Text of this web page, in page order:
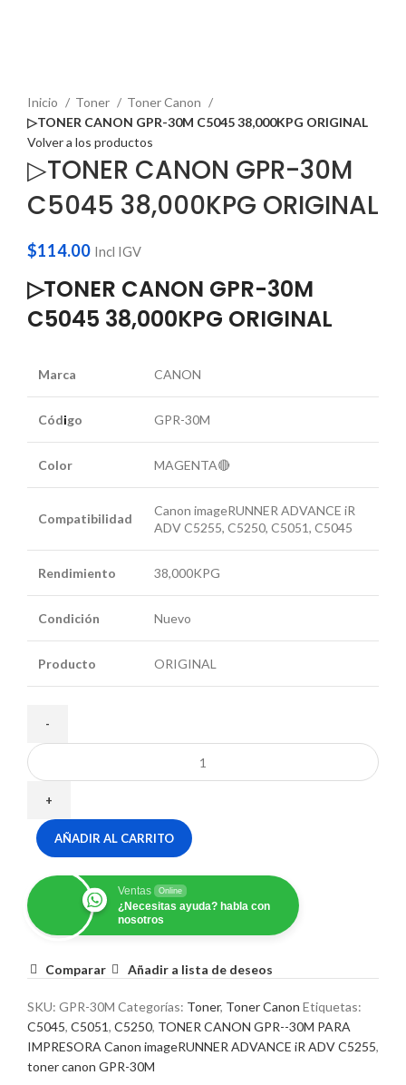
Inicio
Toner
Toner Canon
▷TONER CANON GPR-30M C5045 38,000KPG ORIGINAL
Volver a los productos
▷TONER CANON GPR-30M
C5045 38,000KPG ORIGINAL
$114.00 Incl IGV
▷TONER CANON GPR-30M
C5045 38,000KPG ORIGINAL
Marca CANON
Código GPR-30M
Color MAGENTA🔴
Compatibilidad
Canon imageRUNNER ADVANCE iR
ADV C5255, C5250, C5051, C5045
Rendimiento 38,000KPG
Condición Nuevo
Producto ORIGINAL
AÑADIR AL CARRITO
Ventas Online
¿Necesitas ayuda? habla con
nosotros
Comparar Añadir a lista de deseos
SKU: GPR-30M Categorías: Toner, Toner Canon Etiquetas:
C5045, C5051, C5250, TONER CANON GPR--30M PARA
IMPRESORA Canon imageRUNNER ADVANCE iR ADV C5255,
toner canon GPR-30M